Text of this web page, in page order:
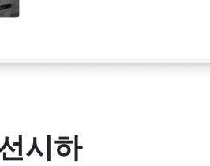
시하